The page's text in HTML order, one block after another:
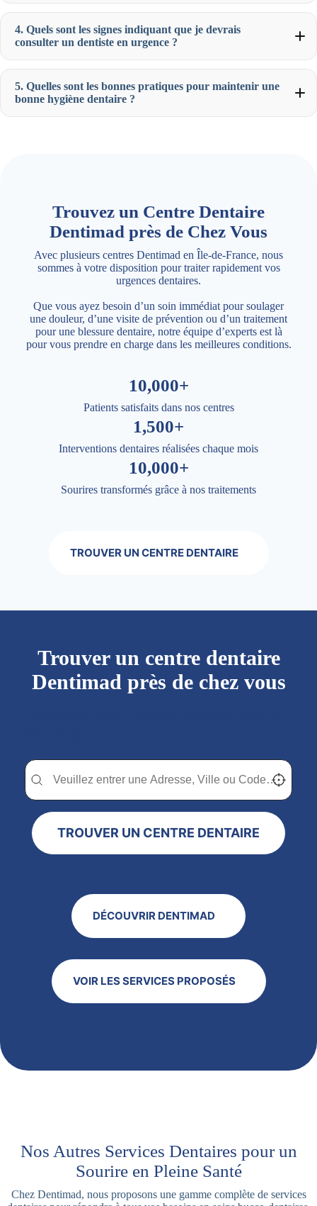
4. Quels sont les signes indiquant que je devrais
consulter un dentiste en urgence ?
5. Quelles sont les bonnes pratiques pour maintenir une
bonne hygiène dentaire ?
Trouvez un Centre Dentaire
Dentimad près de Chez Vous
Avec plusieurs centres Dentimad en Île-de-France, nous
sommes à votre disposition pour traiter rapidement vos
urgences dentaires.
Que vous ayez besoin d’un soin immédiat pour soulager
une douleur, d’une visite de prévention ou d’un traitement
pour une blessure dentaire, notre équipe d’experts est là
pour vous prendre en charge dans les meilleures conditions.
10,000+
Patients satisfaits dans nos centres
1,500+
Interventions dentaires réalisées chaque mois
10,000+
Sourires transformés grâce à nos traitements
TROUVER UN CENTRE DENTAIRE
Trouver un centre dentaire
Dentimad près de chez vous
Trouver un centre dentaire Dentimad près de
Trouver un centre dentaire Dentimad près de chez vous Localisez-
TROUVER UN CENTRE DENTAIRE
DÉCOUVRIR DENTIMAD
VOIR LES SERVICES PROPOSÉS
Nos Autres Services Dentaires pour un
Sourire en Pleine Santé
Chez Dentimad, nous proposons une gamme complète de services